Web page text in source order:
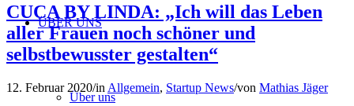
ÜBER UNS
Über uns
CUCA BY LINDA: „Ich will das Leben
aller Frauen noch schöner und
selbstbewusster gestalten“
12. Februar 2020/in Allgemein, Startup News/von Mathias Jäger